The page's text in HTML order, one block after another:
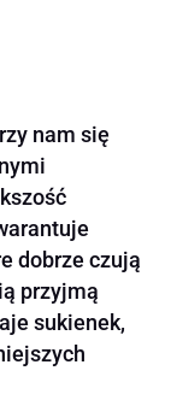
nam się
dobrze czują
przyjmą
sukienek,